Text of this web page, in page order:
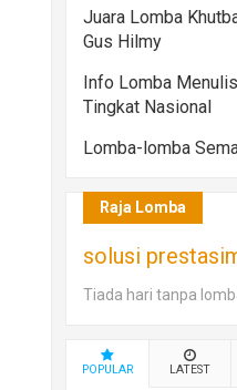
Juara Lomba
Gus Hilmy
Info Lomba
Tingkat Nasional
Lomba-lomba
Raja Lomba
solusi
Tiada hari tanpa
POPULAR LATEST